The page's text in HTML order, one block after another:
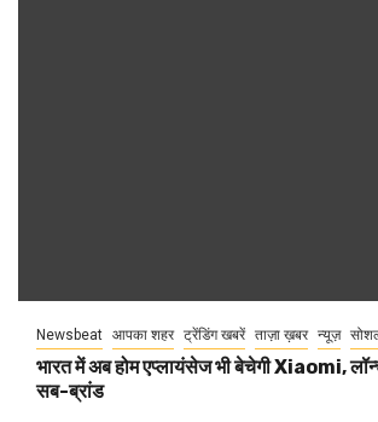
Newsbeat आपका शहर ट्रेंडिंग खबरें ताज़ा ख़बर न्यूज़
भारत में अब होम एप्लायंसेज भी बेचेगी Xiaomi,
सब-ब्रांड